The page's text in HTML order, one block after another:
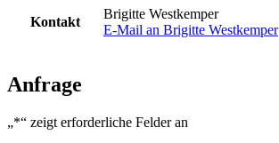
Kontakt
Brigitte Westkemper
E-Mail an Brigitte Westkemper
Anfrage
„*“ zeigt erforderliche Felder an